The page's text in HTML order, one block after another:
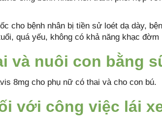
cho bệnh nhân bị tiền sử loét dạ dày,
quá yếu, không có khả năng khạc đờm
và nuôi con bằng
8mg cho phụ nữ có thai và cho con bú.
với công việc lái